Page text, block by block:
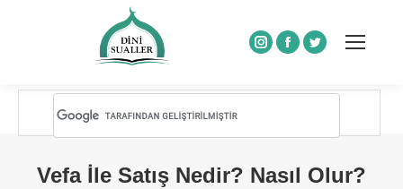
Instagram
Facebook
Twitter
Vefa İle Satış Nedir? Nasıl Olur?